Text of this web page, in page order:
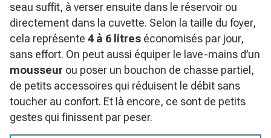
seau suffit, à verser ensuite dans le réservoir ou
directement dans la cuvette. Selon la taille du foyer,
cela représente 4 à 6 litres économisés par jour,
sans effort. On peut aussi équiper le lave-mains d’un
mousseur ou poser un bouchon de chasse partiel,
de petits accessoires qui réduisent le débit sans
toucher au confort. Et là encore, ce sont de petits
gestes qui finissent par peser.